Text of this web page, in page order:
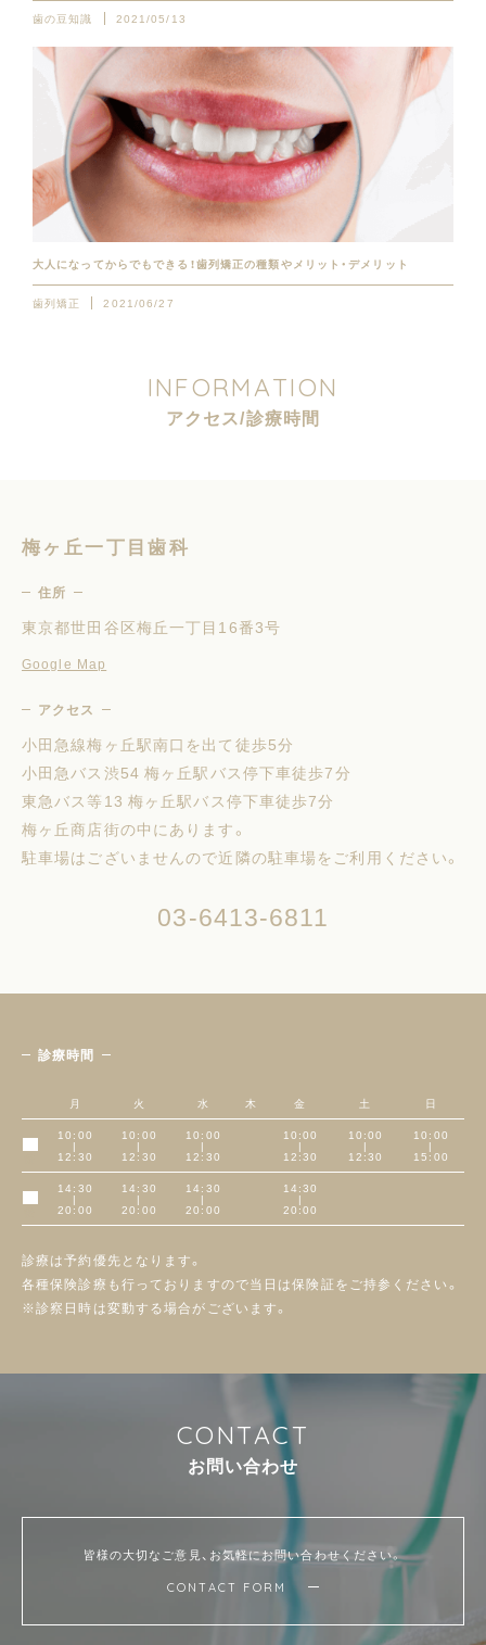
歯の豆知識 2021/05/13
大人になってからでもできる！歯列矯正の種類やメリット・デメリット
歯列矯正 2021/06/27
INFORMATION
アクセス/診療時間
梅ヶ丘一丁目歯科
住所
東京都世田谷区梅丘一丁目16番3号
Google Map
アクセス
小田急線梅ヶ丘駅南口を出て徒歩5分
小田急バス渋54 梅ヶ丘駅バス停下車徒歩7分
東急バス等13 梅ヶ丘駅バス停下車徒歩7分
梅ヶ丘商店街の中にあります。
駐車場はございませんので近隣の駐車場をご利用ください。
03-6413-6811
診療時間
月 火 水 木 金 土 日
10:00
|
12:30
10:00
|
12:30
10:00
|
12:30
10:00
|
12:30
10:00
|
12:30
10:00
|
15:00
14:30
|
20:00
14:30
|
20:00
14:30
|
20:00
14:30
|
20:00
診療は予約優先となります。
各種保険診療も行っておりますので当日は保険証をご持参ください。
※診察日時は変動する場合がございます。
CONTACT
お問い合わせ
皆様の大切なご意見、お気軽にお問い合わせください。
CONTACT FORM